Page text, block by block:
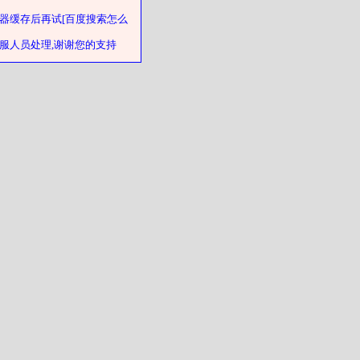
缓存后再试[百度搜索怎么
人员处理,谢谢您的支持